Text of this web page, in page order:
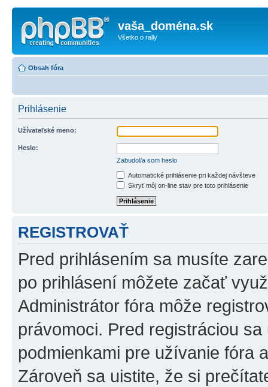
vaša_doména.sk
Všetko o rally
Obsah fóra
Prihlásenie
Užívateľské meno:
Heslo:
Zabudol/a som heslo
Automatické prihlásenie pri každej návšteve
Skryť môj on-line stav pre toto prihlásenie
REGISTROVAŤ
Pred prihlásením sa musíte
po prihlásení môžete začať
Administrátor fóra môže
právomoci. Pred registráciou
podmienkami pre užívanie fóra
Zároveň sa uistite, že si